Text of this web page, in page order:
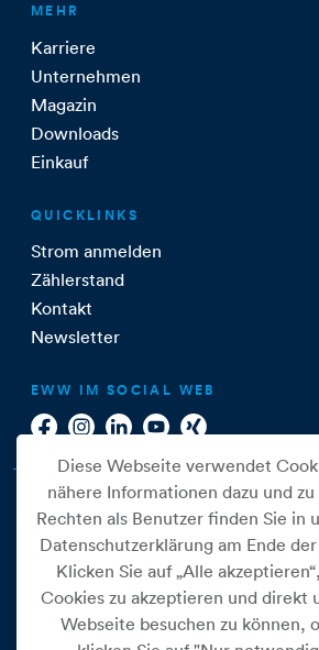
MEHR
Karriere
Unternehmen
Magazin
Downloads
Einkauf
QUICKLINKS
Strom anmelden
Zählerstand
Kontakt
Newsletter
EWW IM SOCIAL WEB
Cookie Einstellungen
Diese Webseite verwendet
nähere Informationen dazu und zu
Rechten als Benutzer finden Sie in
Datenschutzerklärung am Ende
Klicken Sie auf „Alle
Cookies zu akzeptieren und direkt
Webseite besuchen zu können,